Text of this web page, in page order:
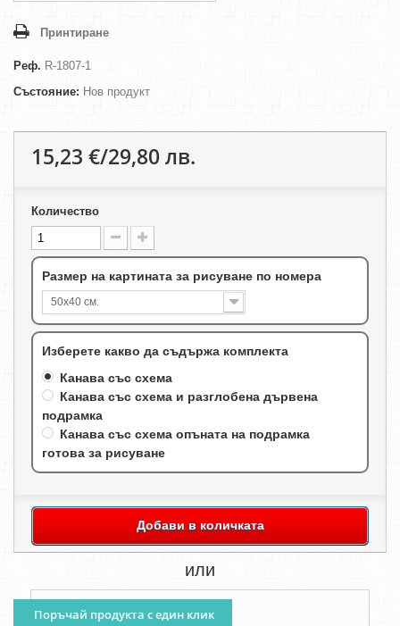
Принтиране
Реф. R-1807-1
Състояние: Нов продукт
15,23 €/29,80 лв.
Количество
Размер на картината за рисуване по номера
50х40 см.
Изберете какво да съдържа комплекта
Канава със схема
Канава със схема и разглобена дървена
подрамка
Канава със схема опъната на подрамка
готова за рисуване
Добави в количката
или
Поръчай продукта с един клик